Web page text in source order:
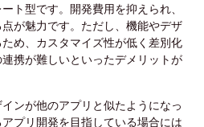
ト型です。開発費用を抑えられ、
が魅力です。ただし、機能やデザ
め、カスタマイズ性が低く差別化
携が難しいといったデメリットが
ンが他のアプリと似たようになっ
プリ開発を目指している場合には